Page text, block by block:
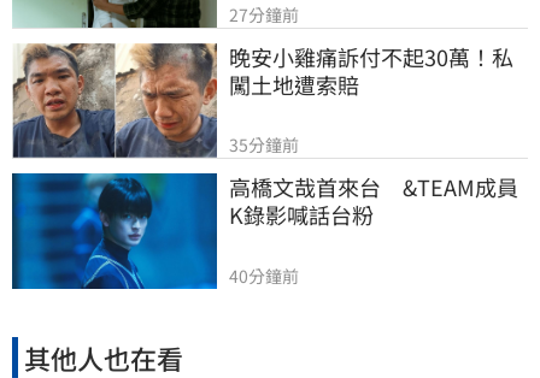
27分鐘前
晚安小雞痛訴付不起30萬！私
闖土地遭索賠
35分鐘前
高橋文哉首來台　&TEAM成員
K錄影喊話台粉
40分鐘前
其他人也在看